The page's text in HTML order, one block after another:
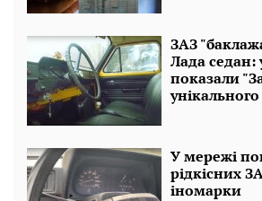
ЗАЗ
Лада седан:
показали
У мережі
рідкісних
іномарки